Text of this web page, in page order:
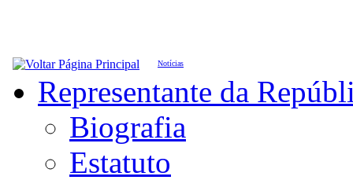
Notícias
Representante da
Biografia
Estatuto